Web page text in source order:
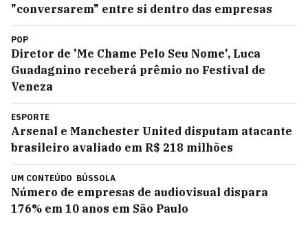
"conversarem" entre si dentro das empresas
POP
Diretor de 'Me Chame Pelo Seu Nome', Luca
Guadagnino receberá prêmio no Festival de
Veneza
ESPORTE
Arsenal e Manchester United disputam atacante
brasileiro avaliado em R$ 218 milhões
UM CONTEÚDO BÚSSOLA
Número de empresas de audiovisual dispara
176% em 10 anos em São Paulo